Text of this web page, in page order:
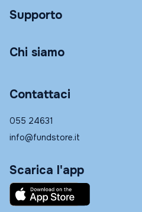
Supporto
Chi siamo
Contattaci
055 24631
info@fundstore.it
Scarica l'app